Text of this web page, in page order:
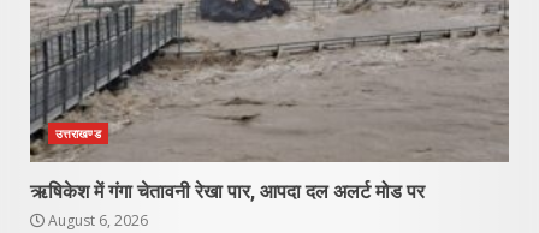
उत्तराखण्ड
ऋषिकेश में गंगा चेतावनी रेखा पार, आपदा दल अलर्ट मोड पर
August 6, 2026